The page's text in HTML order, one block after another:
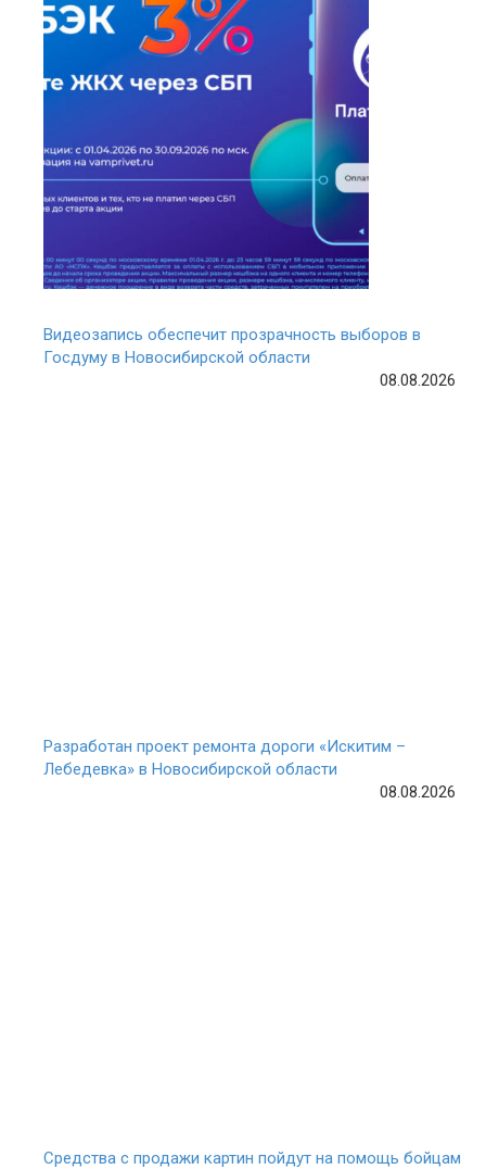
Видеозапись обеспечит прозрачность выборов в
Госдуму в Новосибирской области
08.08.2026
Разработан проект ремонта дороги «Искитим –
Лебедевка» в Новосибирской области
08.08.2026
Средства с продажи картин пойдут на помощь бойцам